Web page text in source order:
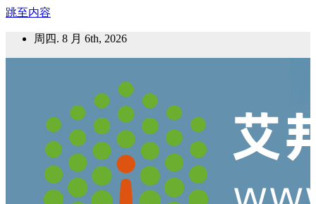
跳至内容
周四. 8 月 6th, 2026